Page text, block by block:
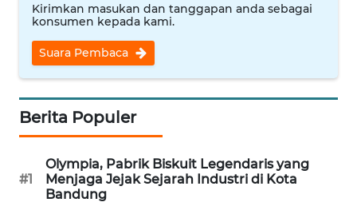
Kirimkan masukan dan tanggapan anda sebagai
konsumen kepada kami.
Suara Pembaca
Berita Populer
#1
Olympia, Pabrik Biskuit Legendaris yang
Menjaga Jejak Sejarah Industri di Kota
Bandung
WN
BINJAI
WN
CIREBON
INDRAMAYU
WN